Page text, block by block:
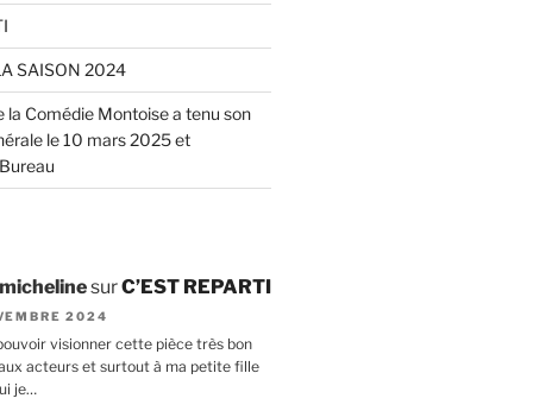
SAISON 2024
la Comédie Montoise a tenu son
le 10 mars 2025 et
surC’EST REPARTI
2024
visionner cette pièce très bon
acteurs et surtout à ma petite fille
je…